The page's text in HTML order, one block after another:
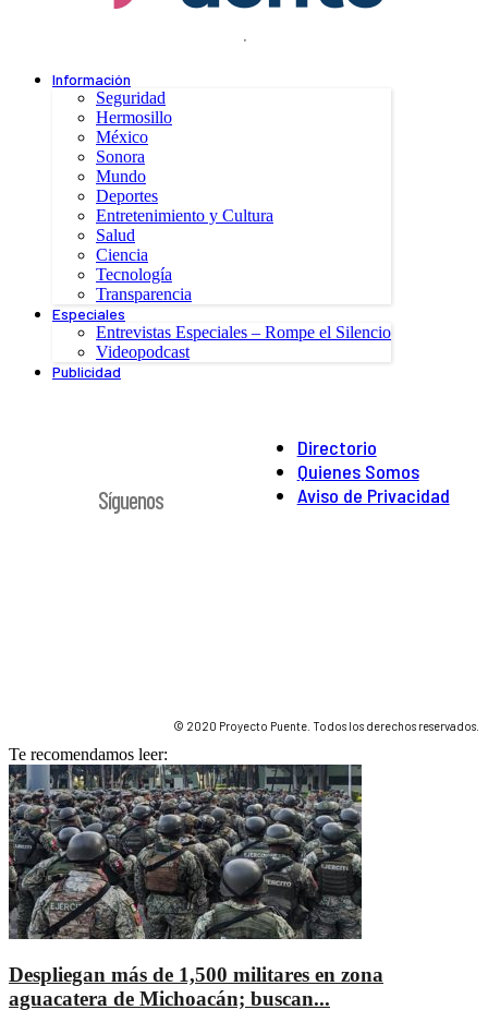
.
Información
Seguridad
Hermosillo
México
Sonora
Mundo
Deportes
Entretenimiento y Cultura
Salud
Ciencia
Tecnología
Transparencia
Especiales
Entrevistas Especiales – Rompe el Silencio
Videopodcast
Publicidad
Directorio
Quienes Somos
Aviso de Privacidad
Síguenos
© 2020 Proyecto Puente. Todos los derechos reservados.
Te recomendamos leer:
Despliegan más de 1,500 militares en zona
aguacatera de Michoacán; buscan...